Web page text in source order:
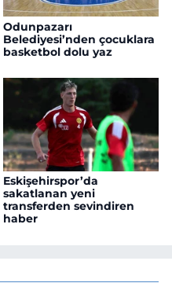
Odunpazarı
Belediyesi’nden çocuklara
basketbol dolu yaz
Eskişehirspor’da
sakatlanan yeni
transferden sevindiren
haber